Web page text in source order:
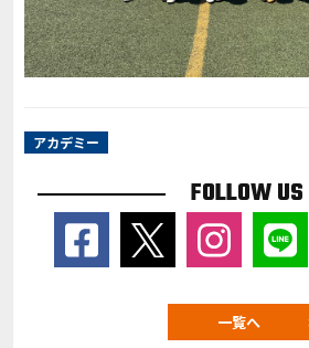
アカデミー
FOLLOW US
一覧へ